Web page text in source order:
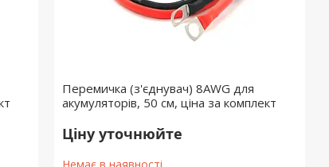
Перемичка (з'єднувач) 8AWG для
акумуляторів, 50 см, ціна за комплект
Ціну уточнюйте